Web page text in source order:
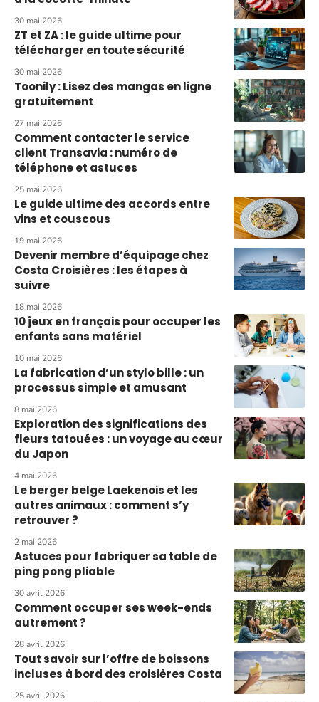
30 mai 2026
ZT et ZA : le guide ultime pour
télécharger en toute sécurité
30 mai 2026
Toonily : Lisez des mangas en ligne
gratuitement
27 mai 2026
Comment contacter le service
client Transavia : numéro de
téléphone et astuces
25 mai 2026
Le guide ultime des accords entre
vins et couscous
19 mai 2026
Devenir membre d’équipage chez
Costa Croisières : les étapes à
suivre
18 mai 2026
10 jeux en français pour occuper les
enfants sans matériel
10 mai 2026
La fabrication d’un stylo bille : un
processus simple et amusant
8 mai 2026
Exploration des significations des
fleurs tatouées : un voyage au cœur
du Japon
4 mai 2026
Le berger belge Laekenois et les
autres animaux : comment s’y
retrouver ?
2 mai 2026
Astuces pour fabriquer sa table de
ping pong pliable
30 avril 2026
Comment occuper ses week-ends
autrement ?
28 avril 2026
Tout savoir sur l’offre de boissons
incluses à bord des croisières Costa
25 avril 2026